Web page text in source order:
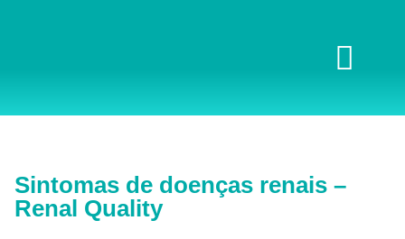
Sintomas de doenças renais –
Renal Quality